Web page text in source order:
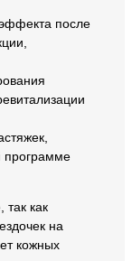
после
программе
как
на
кожных